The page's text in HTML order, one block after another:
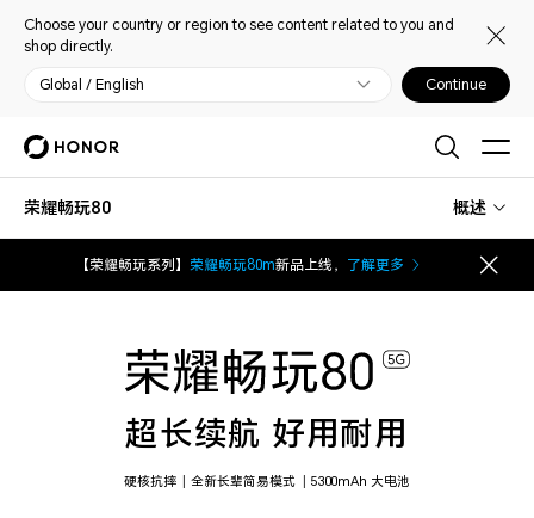
Choose your country or region to see content related to you and
shop directly.
Global / English Continue
荣耀畅玩80 概述
【荣耀畅玩系列】 荣耀畅玩80m新品上线， 了解更多
超长续航 好用耐用
硬核抗摔 全新长辈简易模式 5300mAh 大电池